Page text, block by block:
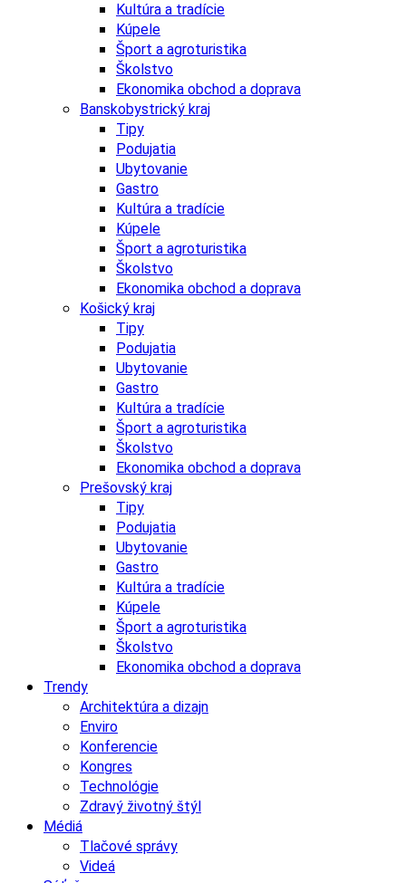
Kultúra a tradície
Kúpele
Šport a agroturistika
Školstvo
Ekonomika obchod a doprava
Banskobystrický kraj
Tipy
Podujatia
Ubytovanie
Gastro
Kultúra a tradície
Kúpele
Šport a agroturistika
Školstvo
Ekonomika obchod a doprava
Košický kraj
Tipy
Podujatia
Ubytovanie
Gastro
Kultúra a tradície
Šport a agroturistika
Školstvo
Ekonomika obchod a doprava
Prešovský kraj
Tipy
Podujatia
Ubytovanie
Gastro
Kultúra a tradície
Kúpele
Šport a agroturistika
Školstvo
Ekonomika obchod a doprava
Trendy
Architektúra a dizajn
Enviro
Konferencie
Kongres
Technológie
Zdravý životný štýl
Médiá
Tlačové správy
Videá